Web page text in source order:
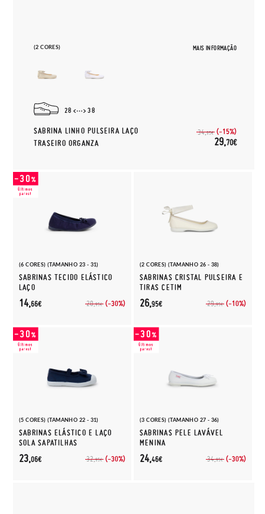
(2 CORES) MAIS INFORMAÇÃO
28 38
SABRINA LINHO PULSEIRA LAÇO
TRASEIRO ORGANZA
34,95€ (-15%)
29,70€
(6 CORES) (TAMANHO 23 - 31)
SABRINAS TECIDO ELÁSTICO
LAÇO
20,95€ (-30%)
14,66€
(2 CORES) (TAMANHO 26 - 38)
SABRINAS CRISTAL PULSEIRA E
TIRAS CETIM
29,95€ (-10%)
26,95€
(5 CORES) (TAMANHO 22 - 31)
SABRINAS ELÁSTICO E LAÇO
SOLA SAPATILHAS
32,95€ (-30%)
23,06€
(3 CORES) (TAMANHO 27 - 36)
SABRINAS PELE LAVÁVEL
MENINA
34,95€ (-30%)
24,46€